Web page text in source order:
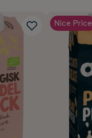
Nice Price